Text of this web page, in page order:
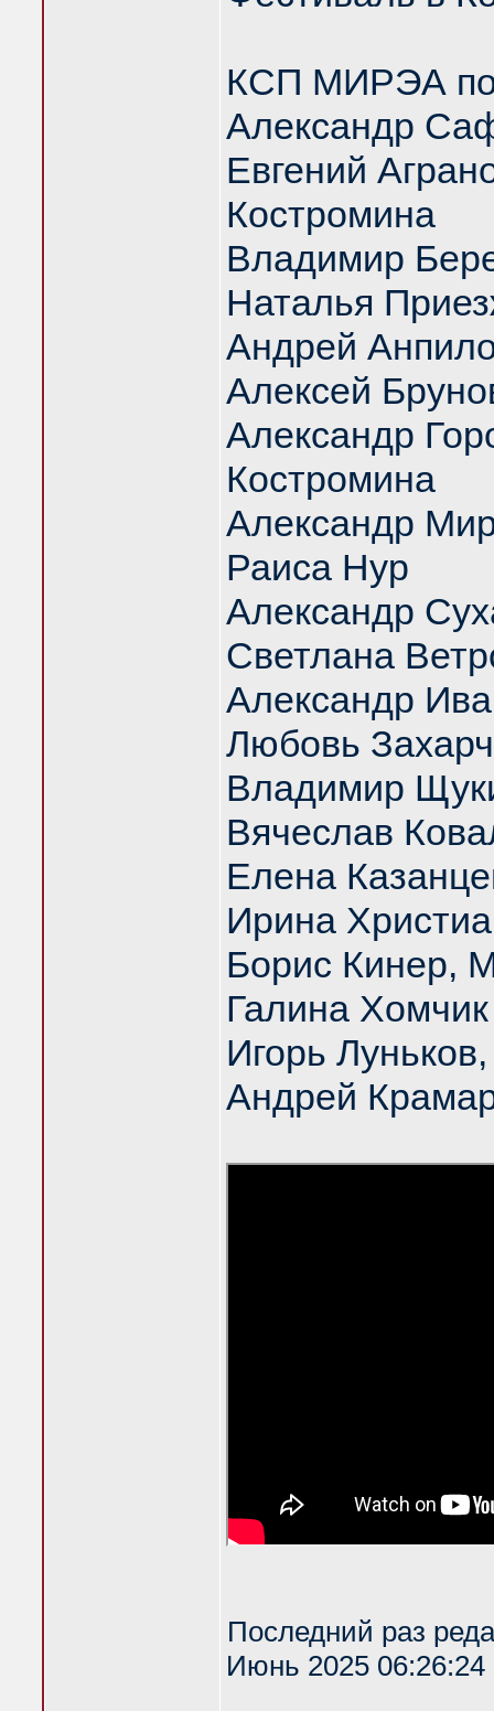
КСП МИРЭА
Александр
Евгений
Костромина
Владимир
Наталья
Андрей
Алексей
Александр
Костромина
Александр
Раиса Нур
Александр
Светлана
Александр
Любовь
Владимир
Вячеслав
Елена
Ирина
Борис Кинер,
Галина Хомчик
Игорь
Андрей
Последний раз
Июнь 2025 06:26:24